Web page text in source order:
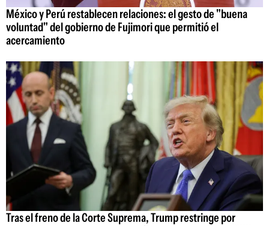
México y Perú restablecen relaciones: el gesto de "buena
voluntad" del gobierno de Fujimori que permitió el
acercamiento
Tras el freno de la Corte Suprema, Trump restringe por